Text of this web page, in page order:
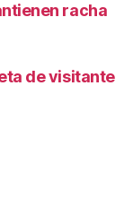
racha
de visitante